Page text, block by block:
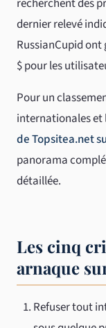
recherchent des
dernier relevé
RussianCupid ont
$ pour les
Pour un
internationales et
de Topsitea.net
panorama
détaillée.
Les cinq
arnaque
Refuser tout